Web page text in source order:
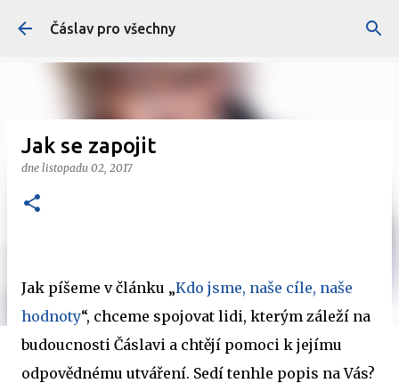
Přeskočit na hlavní obsah
Čáslav pro všechny
Jak se zapojit
dne listopadu 02, 2017
Jak píšeme v článku „Kdo jsme, naše cíle, naše
hodnoty“, chceme spojovat lidi, kterým záleží na
budoucnosti Čáslavi a chtějí pomoci k jejímu
odpovědnému utváření. Sedí tenhle popis na Vás?